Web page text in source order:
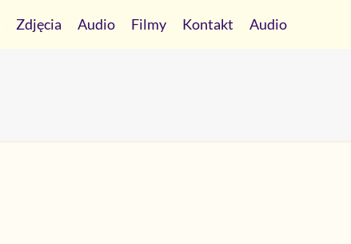
Zdjęcia Audio Filmy Kontakt Audio